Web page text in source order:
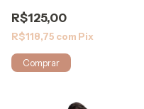
R$125,00
R$118,75 com Pix
Comprar